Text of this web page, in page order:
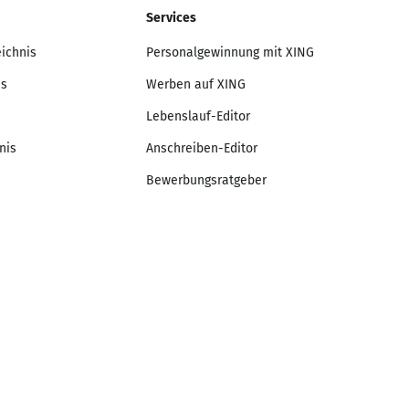
Services
Personalgewinnung mit XING
Werben auf XING
Lebenslauf-Editor
Anschreiben-Editor
Bewerbungsratgeber